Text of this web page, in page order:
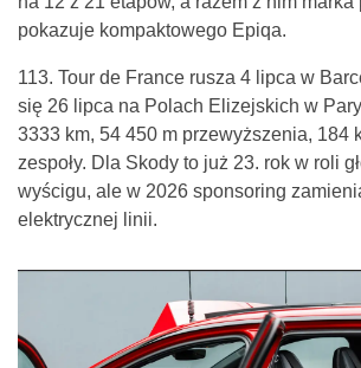
pokazuje kompaktowego Epiqa.
113. Tour de France rusza 4 lipca w
się 26 lipca na Polach Elizejskich w
3333 km, 54 450 m przewyższenia, 184
zespoły. Dla Skody to już 23. rok w roli
wyścigu, ale w 2026 sponsoring
elektrycznej linii.